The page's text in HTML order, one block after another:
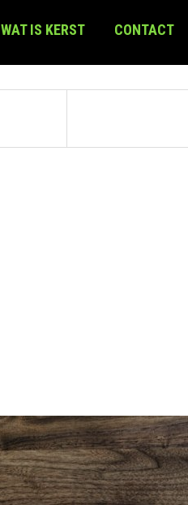
WAT IS KERST CONTACT